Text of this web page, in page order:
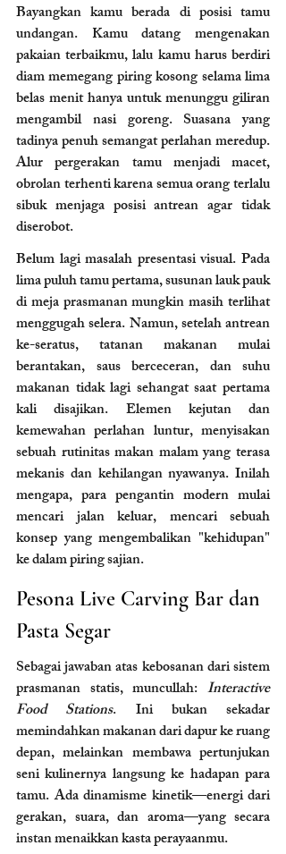
Bayangkan kamu berada di posisi tamu
undangan. Kamu datang mengenakan
pakaian terbaikmu, lalu kamu harus berdiri
diam memegang piring kosong selama lima
belas menit hanya untuk menunggu giliran
mengambil nasi goreng. Suasana yang
tadinya penuh semangat perlahan meredup.
Alur pergerakan tamu menjadi macet,
obrolan terhenti karena semua orang terlalu
sibuk menjaga posisi antrean agar tidak
diserobot.
Belum lagi masalah presentasi visual. Pada
lima puluh tamu pertama, susunan lauk pauk
di meja prasmanan mungkin masih terlihat
menggugah selera. Namun, setelah antrean
ke-seratus, tatanan makanan mulai
berantakan, saus berceceran, dan suhu
makanan tidak lagi sehangat saat pertama
kali disajikan. Elemen kejutan dan
kemewahan perlahan luntur, menyisakan
sebuah rutinitas makan malam yang terasa
mekanis dan kehilangan nyawanya. Inilah
mengapa, para pengantin modern mulai
mencari jalan keluar, mencari sebuah
konsep yang mengembalikan "kehidupan"
ke dalam piring sajian.
Pesona Live Carving Bar dan
Pasta Segar
Sebagai jawaban atas kebosanan dari sistem
prasmanan statis, muncullah: Interactive
Food Stations. Ini bukan sekadar
memindahkan makanan dari dapur ke ruang
depan, melainkan membawa pertunjukan
seni kulinernya langsung ke hadapan para
tamu. Ada dinamisme kinetik—energi dari
gerakan, suara, dan aroma—yang secara
instan menaikkan kasta perayaanmu.